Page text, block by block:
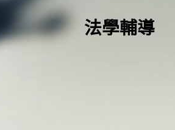
法學輔導